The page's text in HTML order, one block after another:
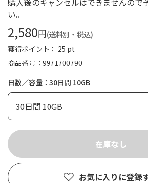
購入後のキャンセルはできませんので
い。
2,580円(送料別・税込)
獲得ポイント： 25 pt
商品番号
9971700790
日数／容量：30日間 10GB
お気に入りに登録